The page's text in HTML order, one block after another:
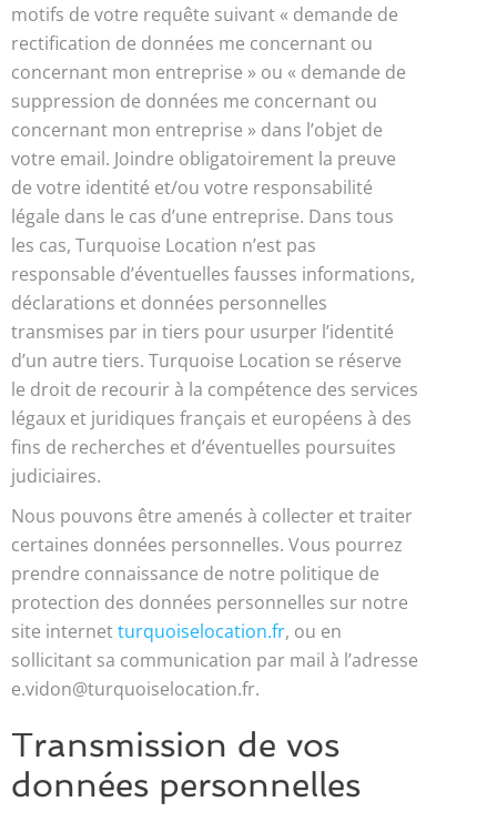
motifs de votre requête suivant « demande de
rectification de données me concernant ou
concernant mon entreprise » ou « demande de
suppression de données me concernant ou
concernant mon entreprise » dans l’objet de
votre email. Joindre obligatoirement la preuve
de votre identité et/ou votre responsabilité
légale dans le cas d’une entreprise. Dans tous
les cas, Turquoise Location n’est pas
responsable d’éventuelles fausses informations,
déclarations et données personnelles
transmises par in tiers pour usurper l’identité
d’un autre tiers. Turquoise Location se réserve
le droit de recourir à la compétence des services
légaux et juridiques français et européens à des
fins de recherches et d’éventuelles poursuites
judiciaires.
Nous pouvons être amenés à collecter et traiter
certaines données personnelles. Vous pourrez
prendre connaissance de notre politique de
protection des données personnelles sur notre
site internetturquoiselocation.fr, ou en
sollicitant sa communication par mail à l’adresse
e.vidon@turquoiselocation.fr.
Transmission de vos
données personnelles